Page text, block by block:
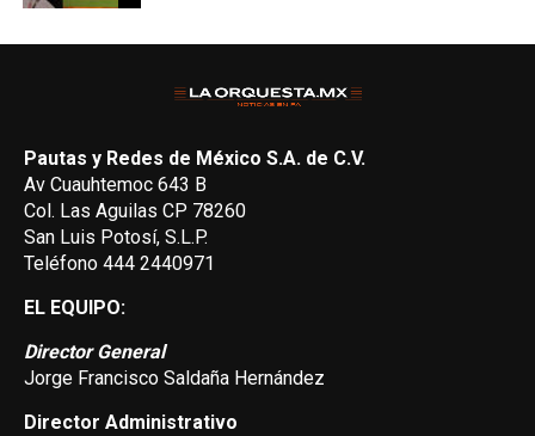
Pautas y Redes de México S.A. de C.V.
Av Cuauhtemoc 643 B
Col. Las Aguilas CP 78260
San Luis Potosí, S.L.P.
Teléfono 444 2440971
EL EQUIPO:
Director General
Jorge Francisco Saldaña Hernández
Director Administrativo